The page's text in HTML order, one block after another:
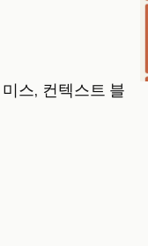
스, 컨텍스트 블